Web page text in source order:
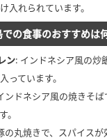
入れられています。
の食事のおすすめは
ン: インドネシア風の炒
っています。
ンドネシア風の焼きそば
。
の丸焼きで、スパイス